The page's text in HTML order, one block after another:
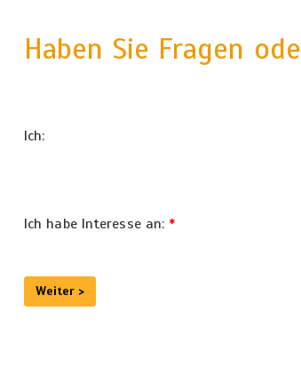
Haben Sie Fragen
Ich:
Ich habe Interesse an: *
Weiter >